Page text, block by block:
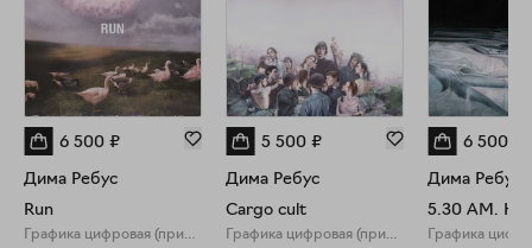
6 500 ₽
Дима Ребус
Run
Графика цифровая (принты)
5 500 ₽
Дима Ребус
Cargo cult
Графика цифровая (принты)
6 500
Дима Ребус
5.30 AM.